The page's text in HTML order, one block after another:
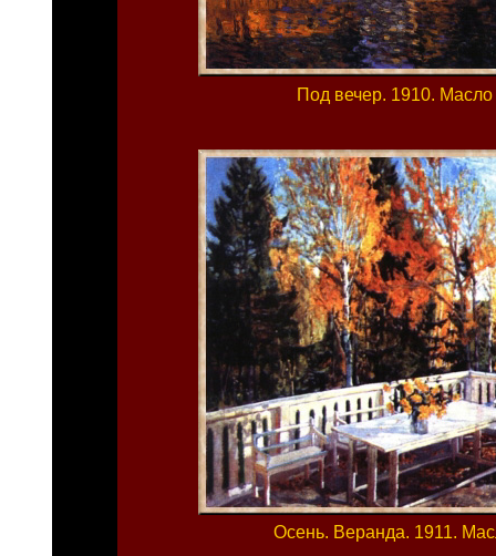
Под вечер. 1910. Масло
Осень. Веранда. 1911.